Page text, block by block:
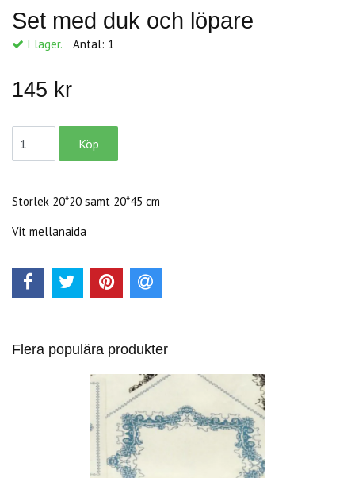
Set med duk och löpare
I lager. Antal: 1
145 kr
Storlek 20*20 samt 20*45 cm
Vit mellanaida
Flera populära produkter